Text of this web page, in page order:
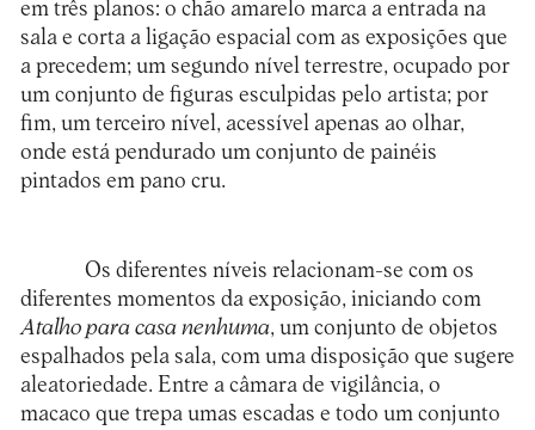
em três planos: o chão amarelo marca a entrada na
sala e corta a ligação espacial com as exposições que
a precedem; um segundo nível terrestre, ocupado por
um conjunto de figuras esculpidas pelo artista; por
fim, um terceiro nível, acessível apenas ao olhar,
onde está pendurado um conjunto de painéis
pintados em pano cru.
Os diferentes níveis relacionam-se com os
diferentes momentos da exposição, iniciando com
Atalho para casa nenhuma, um conjunto de objetos
espalhados pela sala, com uma disposição que sugere
aleatoriedade. Entre a câmara de vigilância, o
macaco que trepa umas escadas e todo um conjunto